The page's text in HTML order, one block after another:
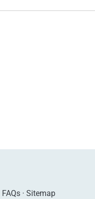
FAQs· Sitemap